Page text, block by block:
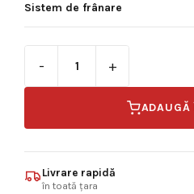
Sistem de frânare
Cantitate Remorca
ADAUGĂ
Livrare rapidă
în toată țara